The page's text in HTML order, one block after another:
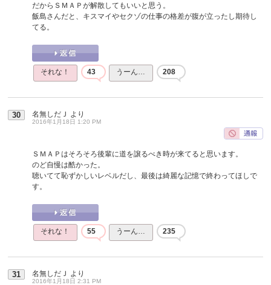
だからＳＭＡＰが解散してもいいと思う。
飯島さんだと、キスマイやセクゾの仕事の格差が腹が立ったし期待し
てる。
それな！ 43 うーん… 208
30 名無しだＪ より
2016年1月18日 1:20 PM
ＳＭＡＰはそろそろ後輩に道を譲るべき時が来てると思います。
のど自慢は酷かった。
聴いてて恥ずかしいレベルだし、最後は綺麗な記憶で終わってほしで
す。
それな！ 55 うーん… 235
31 名無しだＪ より
2016年1月18日 2:31 PM